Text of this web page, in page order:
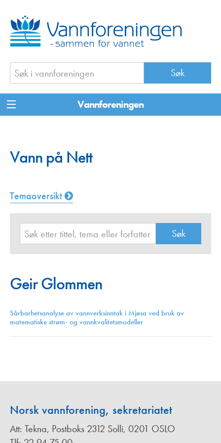
Vannforeningen
Vann på Nett
Temaoversikt
Geir Glommen
Sårbarhetsanalyse av vannverksinntak i Mjøsa ved bruk av
matematiske strøm- og vannkvalitetsmodeller
Norsk vannforening, sekretariatet
Att: Tekna, Postboks 2312 Solli, 0201 OSLO